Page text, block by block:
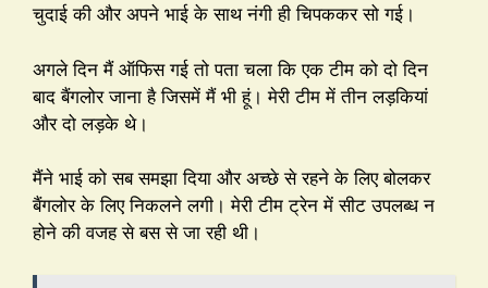
चुदाई की और अपने भाई के साथ नंगी ही चिपककर सो गई।
अगले दिन मैं ऑफिस गई तो पता चला कि एक टीम को दो दिन
बाद बैंगलोर जाना है जिसमें मैं भी हूं। मेरी टीम में तीन लड़कियां
और दो लड़के थे।
मैंने भाई को सब समझा दिया और अच्छे से रहने के लिए बोलकर
बैंगलोर के लिए निकलने लगी। मेरी टीम ट्रेन में सीट उपलब्ध न
होने की वजह से बस से जा रही थी।